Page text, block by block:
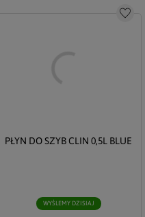
Do
PŁYN DO SZYB CLIN 0,5L BLUE
WYŚLEMY DZISIAJ